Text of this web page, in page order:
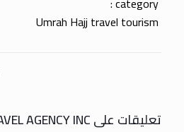
Umrah Hajj travel tourism
تعليقات على TRUSTWIDE TRAVEL AGENCY INC